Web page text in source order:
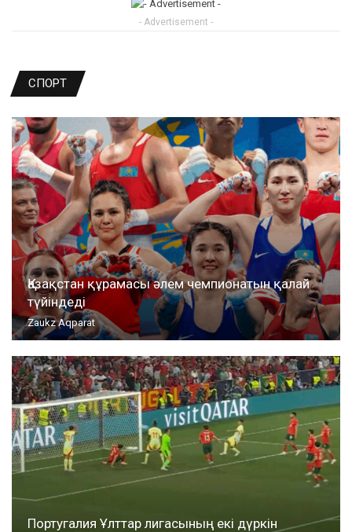
- Advertisement -
СПОРТ
Қазақстан құрамасы әлем чемпионатын қалай
түйіндеді
Zaukz Aqparat
Португалия Ұлттар лигасының екі дүркін